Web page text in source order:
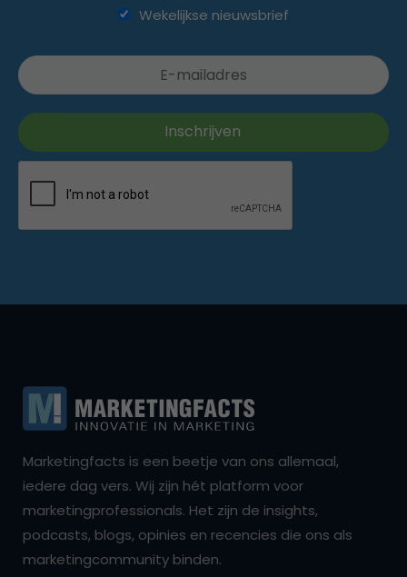
Wekelijkse nieuwsbrief
Marketingfacts is een beetje van ons allemaal,
iedere dag vers. Wij zijn hét platform voor
marketingprofessionals. Het zijn de insights,
podcasts, blogs, opinies en recencies die ons als
marketingcommunity binden.